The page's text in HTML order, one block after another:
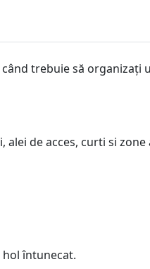
când trebuie să
alei de acces, curti si
întunecat.